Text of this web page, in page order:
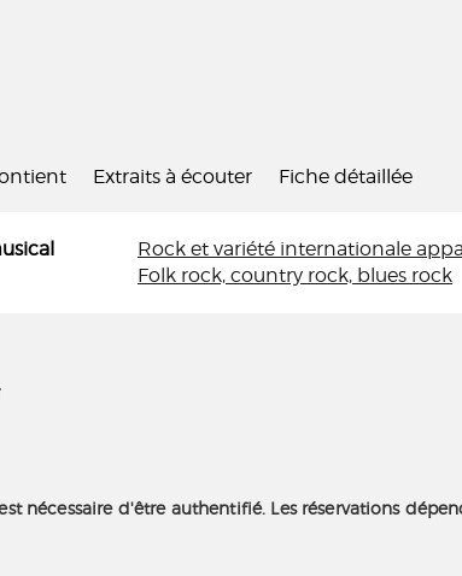
Extraits à écouter Fiche détaillée
Rock et variété internationale
Folk rock, country rock, blues rock
nécessaire d'être authentifié. Les réservations